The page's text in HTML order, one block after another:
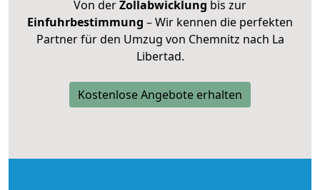
Von derZollabwicklung bis zur
Einfuhrbestimmung – Wir kennen die perfekten
Partner für den Umzug von Chemnitz nach La
Libertad.
Kostenlose Angebote erhalten